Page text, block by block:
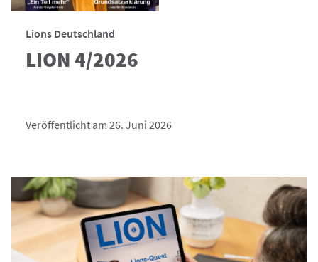
Lions Deutschland
LION 4/2026
Veröffentlicht am 26. Juni 2026